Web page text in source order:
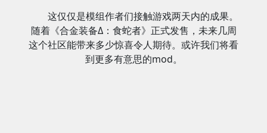
这仅仅是模组作者们接触游戏两天内的成果。
随着《合金装备Δ：食蛇者》正式发售，未来几周
这个社区能带来多少惊喜令人期待。或许我们将看
到更多有意思的mod。